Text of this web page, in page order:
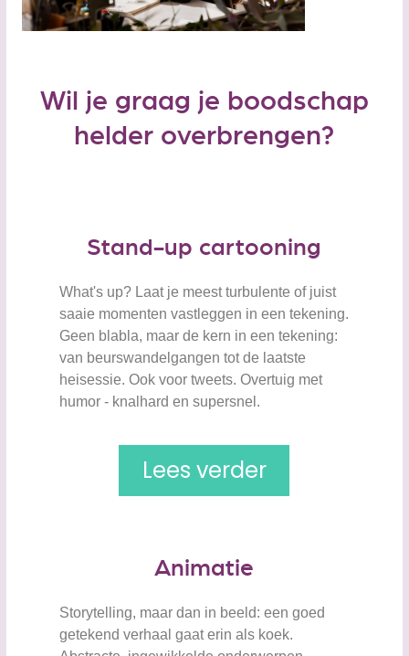
Wil je graag je boodschap
helder overbrengen?
Stand-up cartooning
What's up? Laat je meest turbulente of juist
saaie momenten vastleggen in een tekening.
Geen blabla, maar de kern in een tekening:
van beurswandelgangen tot de laatste
heisessie. Ook voor tweets. Overtuig met
humor - knalhard en supersnel.
Lees verder
Animatie
Storytelling, maar dan in beeld: een goed
getekend verhaal gaat erin als koek.